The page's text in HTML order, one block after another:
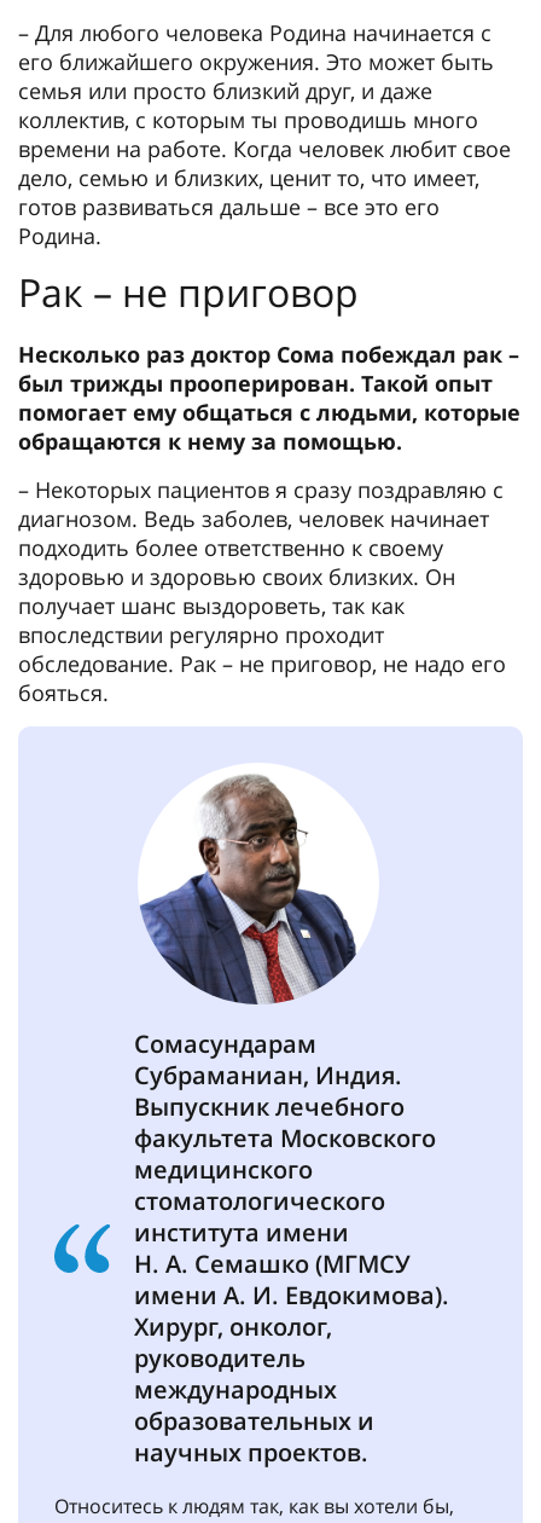
– Для любого человека Родина начинается с
его ближайшего окружения. Это может быть
семья или просто близкий друг, и даже
коллектив, с которым ты проводишь много
времени на работе. Когда человек любит свое
дело, семью и близких, ценит то, что имеет,
готов развиваться дальше – все это его
Родина.
Рак – не приговор
Несколько раз доктор Сома побеждал рак –
был трижды прооперирован. Такой опыт
помогает ему общаться с людьми, которые
обращаются к нему за помощью.
– Некоторых пациентов я сразу поздравляю с
диагнозом. Ведь заболев, человек начинает
подходить более ответственно к своему
здоровью и здоровью своих близких. Он
получает шанс выздороветь, так как
впоследствии регулярно проходит
обследование. Рак – не приговор, не надо его
бояться.
Сомасундарам
Субраманиан, Индия.
Выпускник лечебного
факультета Московского
медицинского
стоматологического
института имени
Н. А. Семашко (МГМСУ
имени А. И. Евдокимова).
Хирург, онколог,
руководитель
международных
образовательных и
научных проектов.
Относитесь к людям так, как вы хотели бы,